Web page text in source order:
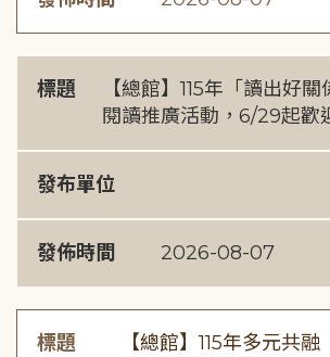
標題
【總館】115年「讀出好
閱讀推廣活動，6/29起歡
發布單位
發佈時間 2026-08-07
標題
【總館】115年多元共